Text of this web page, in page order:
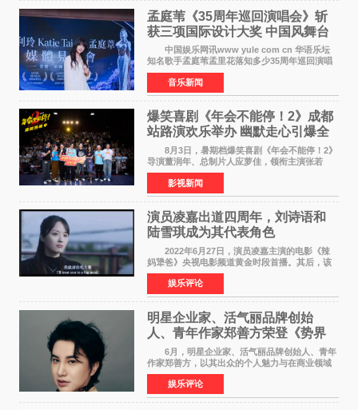
孟庭苇《35周年巡回演唱会》斩
获三项国际设计大奖 中国风舞台
美学获全球认可
中国娱乐网讯www yule com cn 华语乐坛
知名歌手孟庭苇孟里花落知多少35周年巡回演唱
会再传喜讯。该演唱会先后荣获美国MUSE
Creative Awards白金奖（Platinum Winner）、
英国London Design
音乐新闻
爆笑喜剧《年会不能停！2》成都
站路演欢乐举办 幽默走心引爆全
场共鸣
8月3日，暑期档爆笑喜剧《年会不能停！2》
导演董润年、总制片人应萝佳，领衔主演张若
昀、白客，惊喜出演庄达菲，特别主演孙艺洲，
特别出演田雨，友情出演欧阳奋强出席成都路
演，与观众近距离互
影视新闻
演员凌嘉出道四周年，刘诗语和
陆雪琪成为其代表角色
2022年6月27日，演员凌嘉主演的电影《辣
妈犟爸》央视电影频道黄金时段首播。其后，该
电影在央视电影频道多次复播（2022年8月10
日，2022年9月30日，2023年7月17日，2025年7
月14日）。除了多次复
娱乐评论
明星企业家、活气丽品牌创始
人、青年作家郑善方荣登《势界
POWERCIRCLES》6月刊
6月，明星企业家、活气丽品牌创始人、青年
作家郑善方，以其出众的个人魅力与在商业领域
的卓越建树，成功登上《势界
POWERCIRCLES》，展现了他在时尚与商业领
域的双重影响力。 明星企业家、青
娱乐评论